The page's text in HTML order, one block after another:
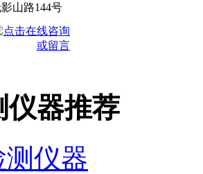
山路144号
仪器推荐
测仪器